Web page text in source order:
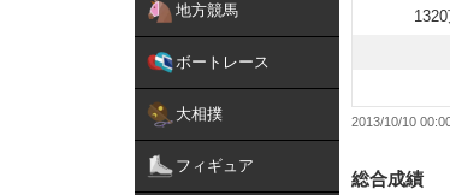
地方競馬
ボートレース
大相撲
フィギュア
2013/10/10
総合成績